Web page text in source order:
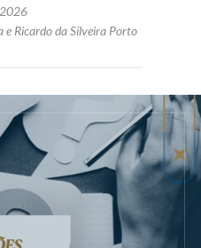
e Ricardo da Silveira Porto